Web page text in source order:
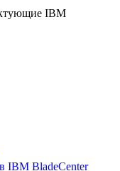
IBM
IBM BladeCenter